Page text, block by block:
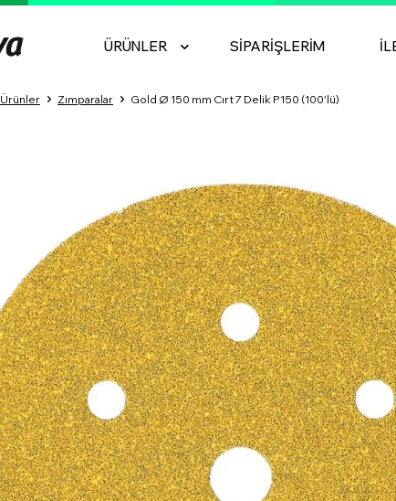
ÜRÜNLER SIPARIŞLERIM
Ürünler Zımparalar Gold Ø 150 mm Cırt 7 Delik P150 (100'lü)